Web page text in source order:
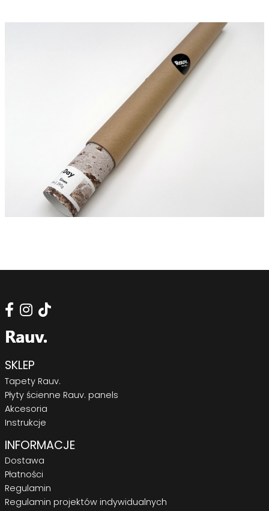
SKLEP
Tapety Rauv.
Płyty ścienne Rauv. panels
Akcesoria
Instrukcje
INFORMACJE
Dostawa
Płatności
Regulamin
Regulamin projektów indywidualnych